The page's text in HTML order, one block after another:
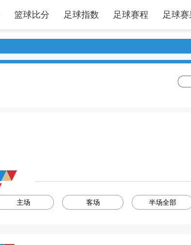
篮球比分 足球指数 足球赛程 足球赛
主场 客场 半场全部